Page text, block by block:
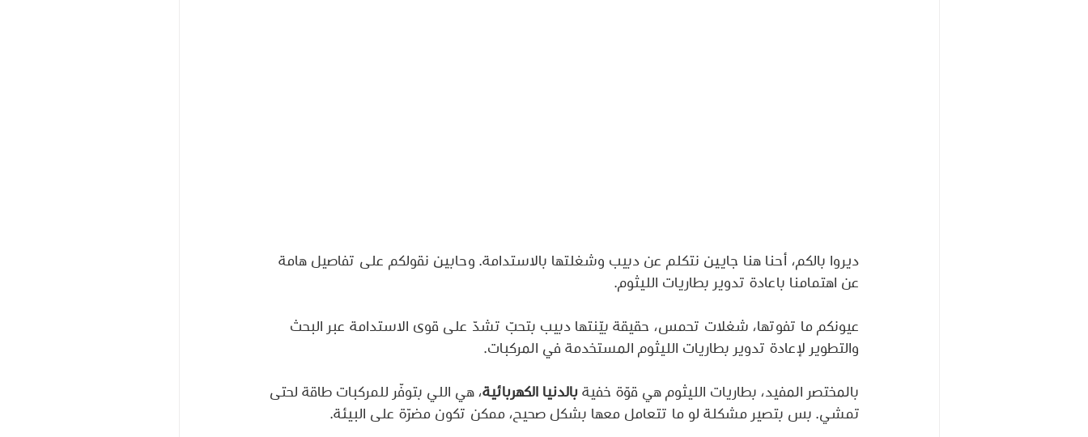
ديروا بالكم، أحنا هنا جايين نتكلم عن دبيب وشغلتها بالاستدامة. وحابين نقولكم على تفاصيل هامة
عن اهتمامنا باعادة تدوير بطاريات الليثوم.
عيونكم ما تفوتها، شغلات تحمس، حقيقة بيّنتها دبيب بتحبّ تشدّ على قوى الاستدامة عبر البحث
والتطوير لإعادة تدوير بطاريات الليثوم المستخدمة في المركبات.
بالمختصر المفيد، بطاريات الليثوم هي قوّة خفية بالدنيا الكهربائية، هي اللي بتوفّر للمركبات طاقة لحتى
تمشي. بس بتصير مشكلة لو ما تتعامل معها بشكل صحيح، ممكن تكون مضرّة على البيئة.